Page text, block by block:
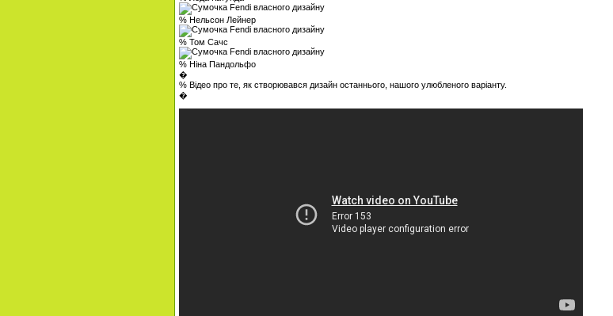
% Нельсон Лейнер
% Том Сачс
% Ніна Пандольфо
�
% Відео про те, як створювався дизайн останнього, нашого улюбленого варіанту.
�